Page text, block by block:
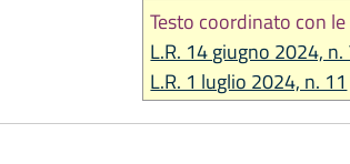
Testo coordinato con
L.R. 14 giugno 2024, n.
L.R. 1 luglio 2024, n. 11